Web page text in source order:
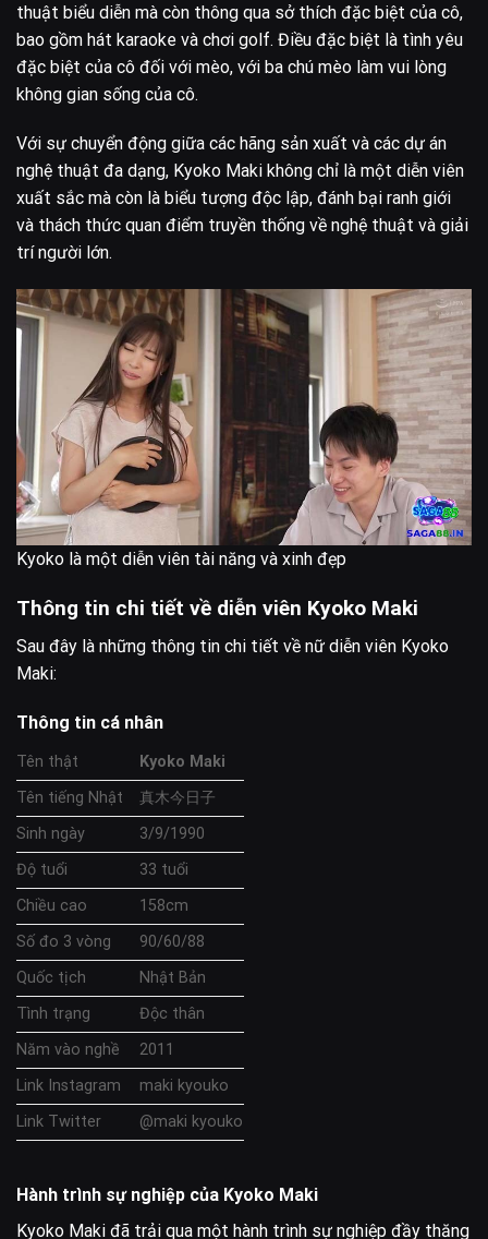
thuật biểu diễn mà còn thông qua sở thích đặc biệt của cô,
bao gồm hát karaoke và chơi golf. Điều đặc biệt là tình yêu
đặc biệt của cô đối với mèo, với ba chú mèo làm vui lòng
không gian sống của cô.
Với sự chuyển động giữa các hãng sản xuất và các dự án
nghệ thuật đa dạng, Kyoko Maki không chỉ là một diễn viên
xuất sắc mà còn là biểu tượng độc lập, đánh bại ranh giới
và thách thức quan điểm truyền thống về nghệ thuật và giải
trí người lớn.
Kyoko là một diễn viên tài năng và xinh đẹp
Thông tin chi tiết về diễn viên Kyoko Maki
Sau đây là những thông tin chi tiết về nữ diễn viên Kyoko
Maki:
Thông tin cá nhân
Tên thật
Kyoko Maki
Tên tiếng Nhật
真木今日子
Sinh ngày
3/9/1990
Độ tuổi
33 tuổi
Chiều cao
158cm
Số đo 3 vòng
90/60/88
Quốc tịch
Nhật Bản
Tình trạng
Độc thân
Năm vào nghề
2011
Link Instagram
maki kyouko
Link Twitter
@maki kyouko
Hành trình sự nghiệp của Kyoko Maki
Kyoko Maki đã trải qua một hành trình sự nghiệp đầy thăng